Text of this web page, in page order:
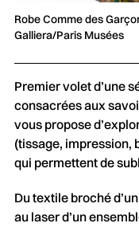
Robe Comme des
Galliera/Paris Musées
Premier volet d’une
consacrées aux
vous propose
(tissage, impression,
qui permettent de
Du textile broché
au laser d’un